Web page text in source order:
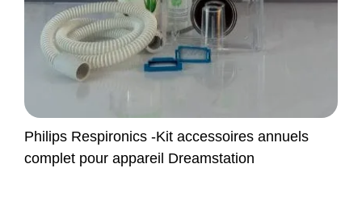
Philips Respironics -Kit accessoires annuels
complet pour appareil Dreamstation